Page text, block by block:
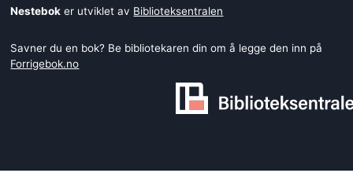
Nestebok er utviklet av Biblioteksentralen
Savner du en bok? Be bibliotekaren din om å legge den inn på
Forrigebok.no